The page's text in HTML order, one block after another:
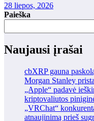
28 liepos, 2026
Paieška
Naujausi įrašai
cbXRP gauna
Morgan Stanley
„Apple“ padavė
kriptovaliutos
„VRChat“
atnaujinimą prieš